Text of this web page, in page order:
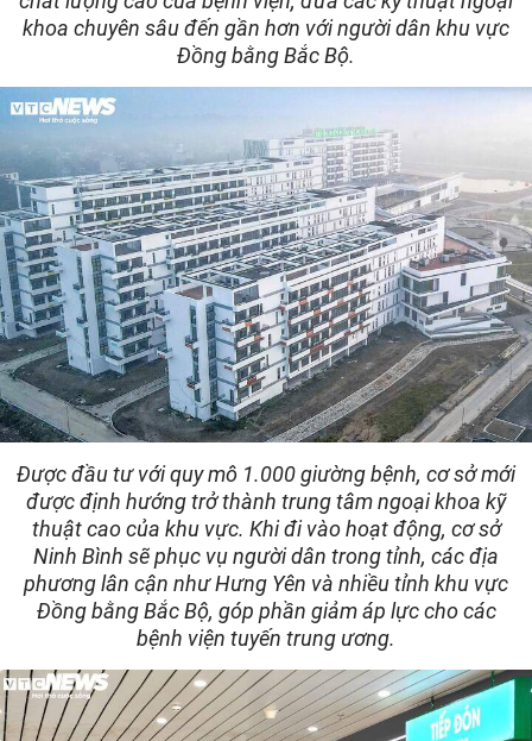
khoa chuyên sâu đến gần hơn với người dân khu vực
Đồng bằng Bắc Bộ.
Được đầu tư với quy mô 1.000 giường bệnh, cơ sở mới
được định hướng trở thành trung tâm ngoại khoa kỹ
thuật cao của khu vực. Khi đi vào hoạt động, cơ sở
Ninh Bình sẽ phục vụ người dân trong tỉnh, các địa
phương lân cận như Hưng Yên và nhiều tỉnh khu vực
Đồng bằng Bắc Bộ, góp phần giảm áp lực cho các
bệnh viện tuyến trung ương.